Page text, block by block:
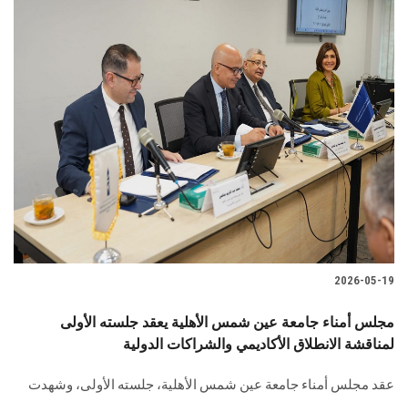
2026-05-19
مجلس أمناء جامعة عين شمس الأهلية يعقد جلسته الأولى
لمناقشة الانطلاق الأكاديمي والشراكات الدولية
عقد مجلس أمناء جامعة عين شمس الأهلية، جلسته الأولى، وشهدت